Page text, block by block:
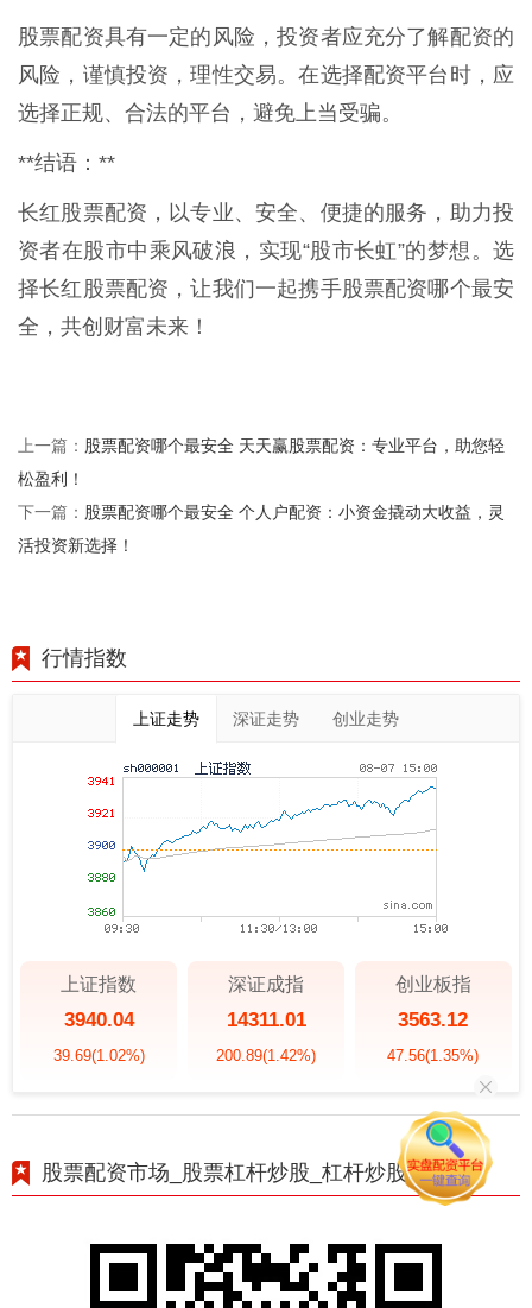
股票配资具有一定的风险，投资者应充分了解配资的
风险，谨慎投资，理性交易。在选择配资平台时，应
选择正规、合法的平台，避免上当受骗。
**结语：**
长红股票配资，以专业、安全、便捷的服务，助力投
资者在股市中乘风破浪，实现“股市长虹”的梦想。选
择长红股票配资，让我们一起携手股票配资哪个最安
全，共创财富未来！
上一篇： 股票配资哪个最安全 天天赢股票配资：专业平台，助您轻
松盈利！
下一篇： 股票配资哪个最安全 个人户配资：小资金撬动大收益，灵
活投资新选择！
行情指数
上证走势 深证走势 创业走势
上证指数
3940.04
39.69(1.02%)
深证成指
14311.01
200.89(1.42%)
创业板指
3563.12
47.56(1.35%)
股票配资市场_股票杠杆炒股_杠杆炒股平台